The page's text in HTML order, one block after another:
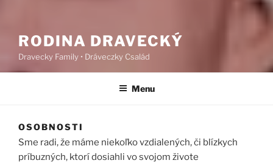
RODINA DRAVECKÝ
Dravecky Family • Dráveczky Család
Menu
OSOBNOSTI
Sme radi, že máme niekoľko vzdialených, či blízkych
príbuzných, ktorí dosiahli vo svojom živote